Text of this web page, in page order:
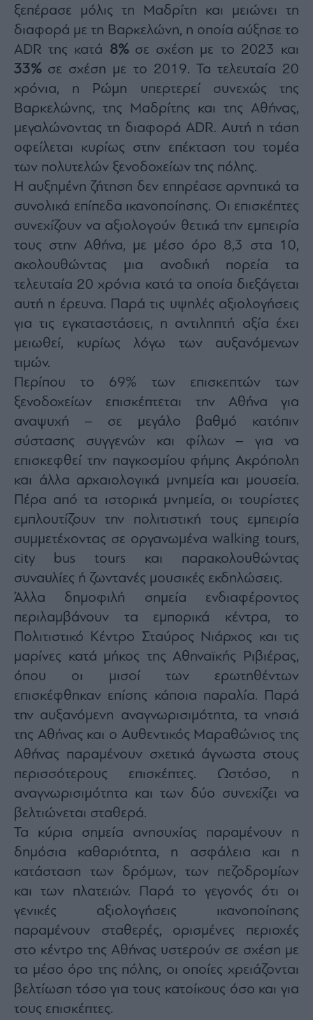
ξεπέρασε μόλις τη Μαδρίτη και μειώνει τη
διαφορά με τη Βαρκελώνη, η οποία αύξησε το
ADR της κατά 8%σε σχέση με το 2023 και
33%σε σχέση με το 2019. Τα τελευταία 20
χρόνια, η Ρώμη υπερτερεί συνεχώς της
Βαρκελώνης, της Μαδρίτης και της Αθήνας,
μεγαλώνοντας τη διαφορά ADR. Αυτή η τάση
οφείλεται κυρίως στην επέκταση του τομέα
των πολυτελών ξενοδοχείων της πόλης.
Η αυξημένη ζήτηση δεν επηρέασε αρνητικά τα
συνολικά επίπεδα ικανοποίησης. Οι επισκέπτες
συνεχίζουν να αξιολογούν θετικά την εμπειρία
τους στην Αθήνα, με μέσο όρο 8,3 στα 10,
ακολουθώντας μια ανοδική πορεία τα
τελευταία 20 χρόνια κατά τα οποία διεξάγεται
αυτή η έρευνα. Παρά τις υψηλές αξιολογήσεις
για τις εγκαταστάσεις, η αντιληπτή αξία έχει
μειωθεί, κυρίως λόγω των αυξανόμενων
τιμών.
Περίπου το 69% των επισκεπτών των
ξενοδοχείων επισκέπτεται την Αθήνα για
αναψυχή – σε μεγάλο βαθμό κατόπιν
σύστασης συγγενών και φίλων – για να
επισκεφθεί την παγκοσμίου φήμης Ακρόπολη
και άλλα αρχαιολογικά μνημεία και μουσεία.
Πέρα από τα ιστορικά μνημεία, οι τουρίστες
εμπλουτίζουν την πολιτιστική τους εμπειρία
συμμετέχοντας σε οργανωμένα walking tours,
city bus tours και παρακολουθώντας
συναυλίες ή ζωντανές μουσικές εκδηλώσεις.
Άλλα δημοφιλή σημεία ενδιαφέροντος
περιλαμβάνουν τα εμπορικά κέντρα, το
Πολιτιστικό Κέντρο Σταύρος Νιάρχος και τις
μαρίνες κατά μήκος της Αθηναϊκής Ριβιέρας,
όπου οι μισοί των ερωτηθέντων
επισκέφθηκαν επίσης κάποια παραλία. Παρά
την αυξανόμενη αναγνωρισιμότητα, τα νησιά
της Αθήνας και ο Αυθεντικός Μαραθώνιος της
Αθήνας παραμένουν σχετικά άγνωστα στους
περισσότερους επισκέπτες. Ωστόσο, η
αναγνωρισιμότητα και των δύο συνεχίζει να
βελτιώνεται σταθερά.
Τα κύρια σημεία ανησυχίας παραμένουν η
δημόσια καθαριότητα, η ασφάλεια και η
κατάσταση των δρόμων, των πεζοδρομίων
και των πλατειών. Παρά το γεγονός ότι οι
γενικές αξιολογήσεις ικανοποίησης
παραμένουν σταθερές, ορισμένες περιοχές
στο κέντρο της Αθήνας υστερούν σε σχέση με
τα μέσο όρο της πόλης, οι οποίες χρειάζονται
βελτίωση τόσο για τους κατοίκους όσο και για
τους επισκέπτες.